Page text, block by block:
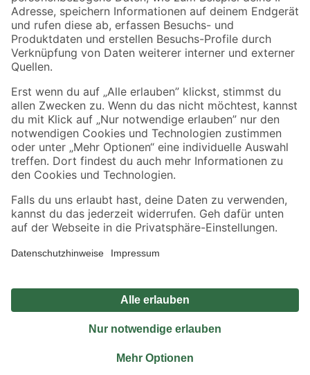
Zahlungsarten Versandarten
Sicher einkaufen
Jetzt die toom-App herunterladen
Alle Preisangaben in EUR inkl. gesetzl. MwSt.. Die dargestellten Angebote sind unter
Umständen nicht in allen Märkten verfügbar. Die angegebenen Verfügbarkeiten beziehen
Produkte nur solange der Vorrat reicht.
*Paketversand ab 59 € versandkostenfrei, gilt nicht für Artikel mit Speditionsversand, hier
Privatsphäre Impressum
Nutzungsbedingungen
Widerrufsrecht
Vertrag widerrufen
© 2026 toom Baumarkt GmbH